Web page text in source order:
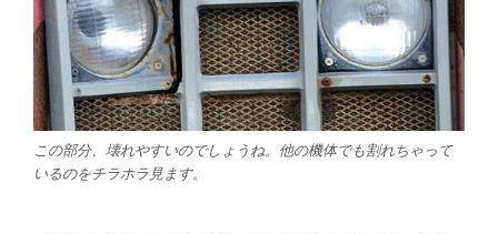
この部分、壊れやすいのでしょうね。他の機体でも割れちゃって
いるのをチラホラ見ます。